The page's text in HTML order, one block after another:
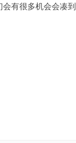
有很多机会会凑
谅